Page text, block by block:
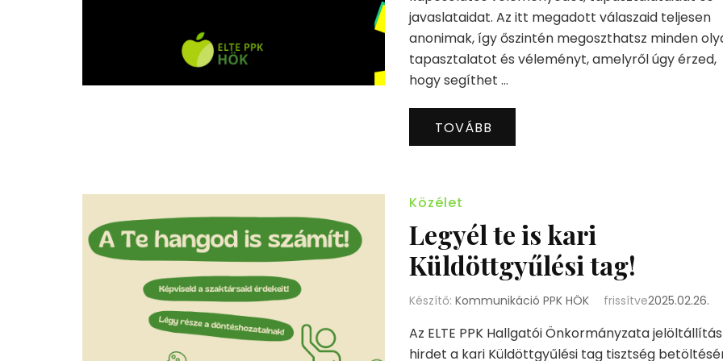
javaslataidat. Az itt megadott válaszaid teljesen
anonimak, így őszintén megoszthatsz minden
tapasztalatot és véleményt, amelyről úgy érzed,
hogy segíthet …
TOVÁBB
Közélet
Legyél te is kari
Küldöttgyűlési tag!
Készítő: Kommunikáció PPK HÖK frissítve2025.02.26.
Az ELTE PPK Hallgatói Önkormányzata
hirdet a kari Küldöttgyűlési tag tisztség